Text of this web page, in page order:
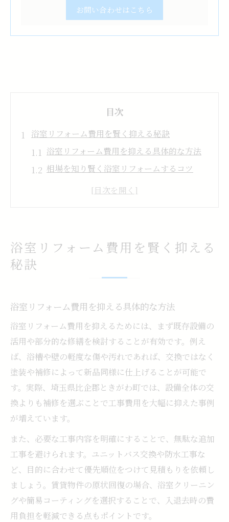
お問い合わせはこちら
目次
浴室リフォーム費用を賢く抑える秘訣
浴室リフォーム費用を抑える具体的な方法
相場を知り賢く浴室リフォームするコツ
補助金を活用した浴室リフォーム費用対策
ときがわ町の補助金で浴室リフォームを実
し方
移住促進助成金で浴室リフォーム費用軽減
補助金利用で理想の浴室リフォームを叶え
る
浴室リフォーム補助金の申請ポイント解説
費用相場から考える理想の浴室再生計画
浴室リフォームの費用相場を徹底解説
相場を参考にした浴室リフォーム予算の立
て方
浴室リフォーム費用と工事内容の関係性
失敗しない浴室リフォーム見積もりのコツ
費用相場で選ぶ最適な浴室リフォーム方法
浴室リフォーム費用を賢く抑える
秘訣
浴室リフォーム費用を抑える具体的な方法
浴室リフォーム費用を抑えるためには、まず既存設備の
活用や部分的な修繕を検討することが有効です。例え
ば、浴槽や壁の軽度な傷や汚れであれば、交換ではなく
塗装や補修によって新品同様に仕上げることが可能で
す。実際、埼玉県比企郡ときがわ町では、設備全体の交
換よりも補修を選ぶことで工事費用を大幅に抑えた事例
が増えています。
また、必要な工事内容を明確にすることで、無駄な追加
工事を避けられます。ユニットバス交換や防水工事な
ど、目的に合わせて優先順位をつけて見積もりを依頼し
ましょう。賃貸物件の原状回復の場合、浴室クリーニン
グや簡易コーティングを選択することで、入退去時の費
用負担を軽減できる点もポイントです。